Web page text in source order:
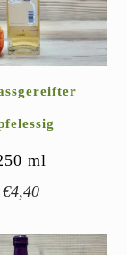
ml
€4,40